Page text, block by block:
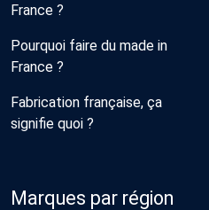
France ?
Pourquoi faire du made in
France ?
Fabrication française, ça
signifie quoi ?
Marques par région